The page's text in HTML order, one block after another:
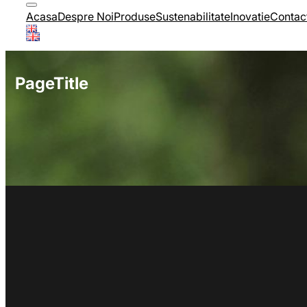
AcasaDespre NoiProduseSustenabilitateInovatie
PageTitle